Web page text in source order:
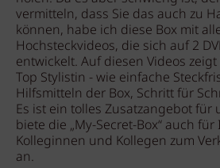
vermitteln, dass Sie das auch zu
können, habe ich diese Box mit
Hochsteckvideos, die sich auf 2
entwickelt. Auf diesen Videos
Top Stylistin - wie einfache
Hilfsmitteln der Box, Schritt für
Es ist ein tolles Zusatzangebot für
biete die „My-Secret-Box“ auch
Kolleginnen und Kollegen zum
an.